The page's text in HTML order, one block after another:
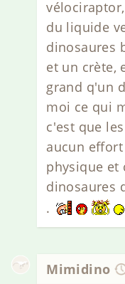
du liquide
dinosaures
et un crète,
grand q'un
moi ce qui
c'est que
aucun
physique et
dinosaures
.
Mimidino